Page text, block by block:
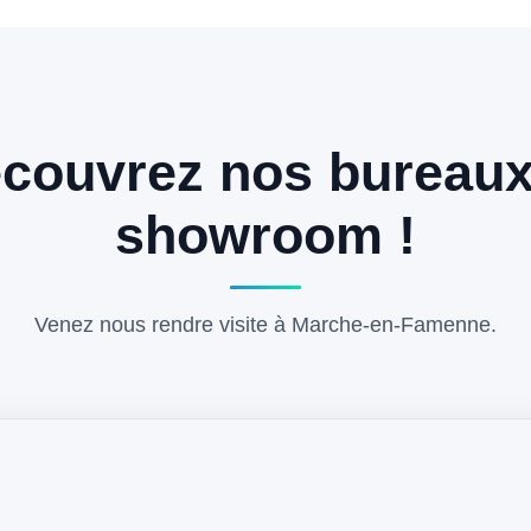
nos
showroom !
Venez nous rendre visite à Marche-en-Famenne.